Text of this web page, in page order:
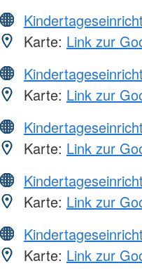
Karte: Link zur
Karte: Link zur
Karte: Link zur
Karte: Link zur
Karte: Link zur